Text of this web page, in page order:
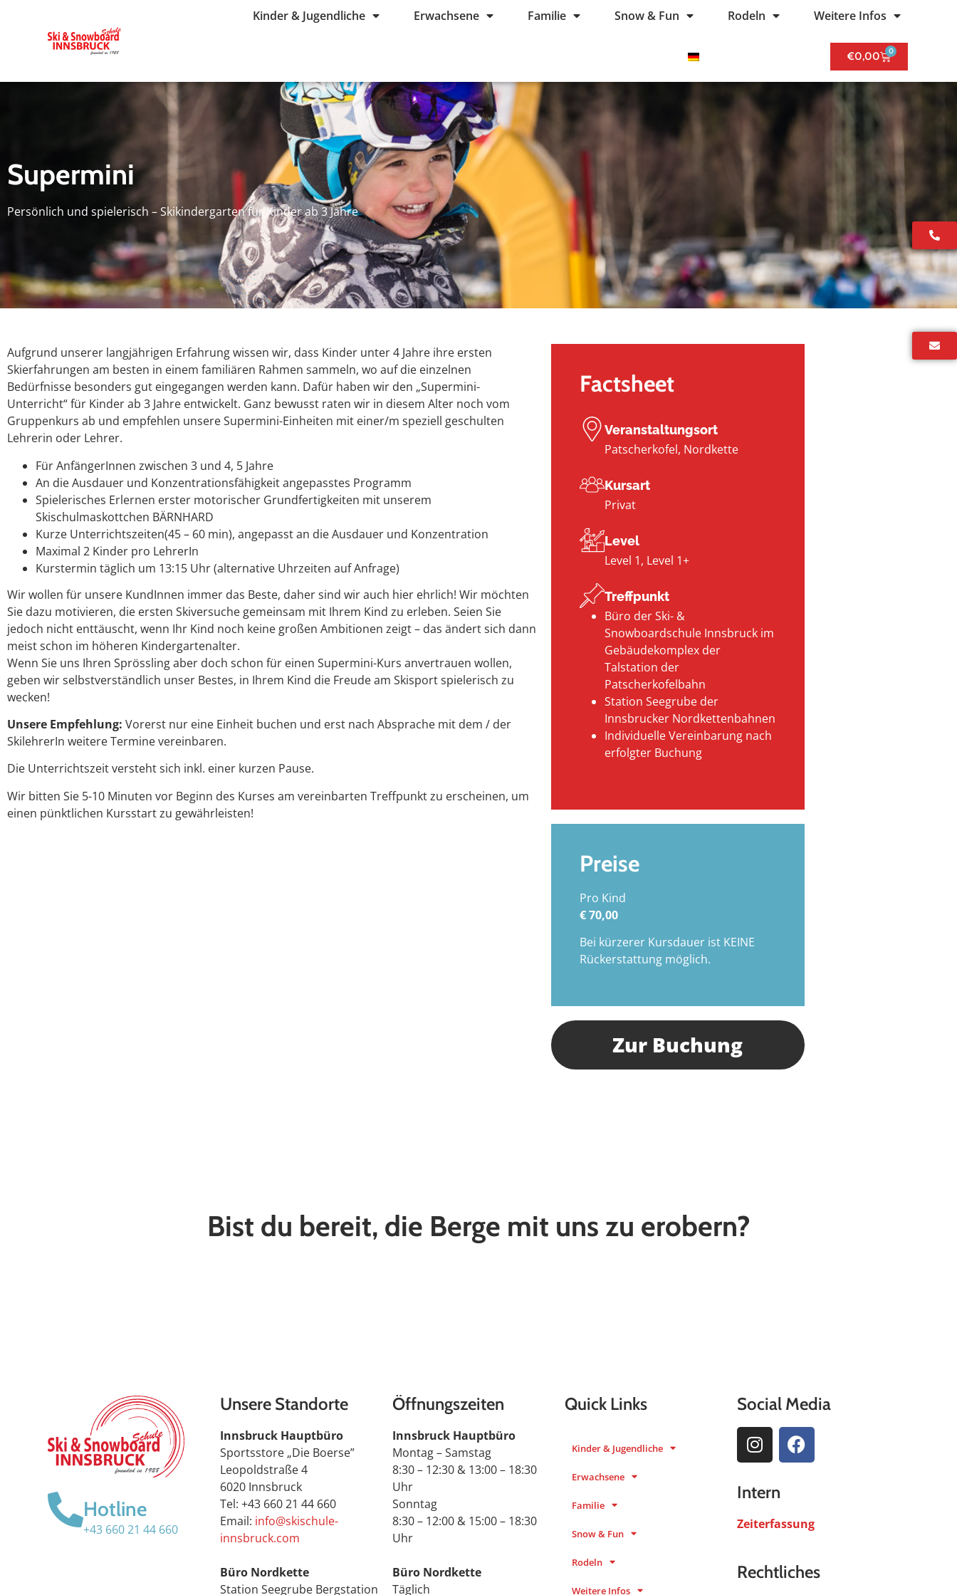
Kinder & Jugendliche Erwachsene Familie Snow & Fun Rodeln Weitere Infos
€0,00 0
Supermini
Persönlich und spielerisch – Skikindergarten für Kinder ab 3 Jahre
Aufgrund unserer langjährigen Erfahrung wissen wir, dass Kinder unter 4 Jahre ihre ersten
Skierfahrungen am besten in einem familiären Rahmen sammeln, wo auf die einzelnen
Bedürfnisse besonders gut eingegangen werden kann. Dafür haben wir den „Supermini-
Unterricht“ für Kinder ab 3 Jahre entwickelt. Ganz bewusst raten wir in diesem Alter noch vom
Gruppenkurs ab und empfehlen unsere Supermini-Einheiten mit einer/m speziell geschulten
Lehrerin oder Lehrer.
Für AnfängerInnen zwischen 3 und 4, 5 Jahre
An die Ausdauer und Konzentrationsfähigkeit angepasstes Programm
Spielerisches Erlernen erster motorischer Grundfertigkeiten mit unserem
Skischulmaskottchen BÄRNHARD
Kurze Unterrichtszeiten(45 – 60 min), angepasst an die Ausdauer und Konzentration
Maximal 2 Kinder pro LehrerIn
Kurstermin täglich um 13:15 Uhr (alternative Uhrzeiten auf Anfrage)
Wir wollen für unsere KundInnen immer das Beste, daher sind wir auch hier ehrlich! Wir möchten
Sie dazu motivieren, die ersten Skiversuche gemeinsam mit Ihrem Kind zu erleben. Seien Sie
jedoch nicht enttäuscht, wenn Ihr Kind noch keine großen Ambitionen zeigt – das ändert sich dann
meist schon im höheren Kindergartenalter.
Wenn Sie uns Ihren Sprössling aber doch schon für einen Supermini-Kurs anvertrauen wollen,
geben wir selbstverständlich unser Bestes, in Ihrem Kind die Freude am Skisport spielerisch zu
wecken!
Unsere Empfehlung: Vorerst nur eine Einheit buchen und erst nach Absprache mit dem / der
SkilehrerIn weitere Termine vereinbaren.
Die Unterrichtszeit versteht sich inkl. einer kurzen Pause.
Wir bitten Sie 5-10 Minuten vor Beginn des Kurses am vereinbarten Treffpunkt zu erscheinen, um
einen pünktlichen Kursstart zu gewährleisten!
Factsheet
Veranstaltungsort
Patscherkofel, Nordkette
Kursart
Privat
Level
Level 1, Level 1+
Treffpunkt
Büro der Ski- &
Snowboardschule Innsbruck im
Gebäudekomplex der
Talstation der
Patscherkofelbahn
Station Seegrube der
Innsbrucker Nordkettenbahnen
Individuelle Vereinbarung nach
erfolgter Buchung
Preise
Pro Kind
€ 70,00
Bei kürzerer Kursdauer ist KEINE
Rückerstattung möglich.
Zur Buchung
Bist du bereit, die Berge mit uns zu erobern?
Hotline
+43 660 21 44 660
Unsere Standorte
Innsbruck Hauptbüro
Sportsstore „Die Boerse”
Leopoldstraße 4
6020 Innsbruck
Tel: +43 660 21 44 660
Email: info@skischule-
innsbruck.com
Büro Nordkette
Station Seegrube Bergstation
Öffnungszeiten
Innsbruck Hauptbüro
Montag – Samstag
8:30 – 12:30 & 13:00 – 18:30
Uhr
Sonntag
8:30 – 12:00 & 15:00 – 18:30
Uhr
Büro Nordkette
Täglich
Quick Links
Kinder & Jugendliche
Erwachsene
Familie
Snow & Fun
Rodeln
Weitere Infos
Social Media
Intern
Zeiterfassung
Rechtliches